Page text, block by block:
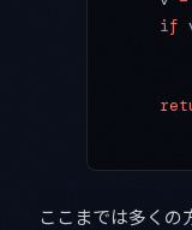
    if
ここまでは多くの